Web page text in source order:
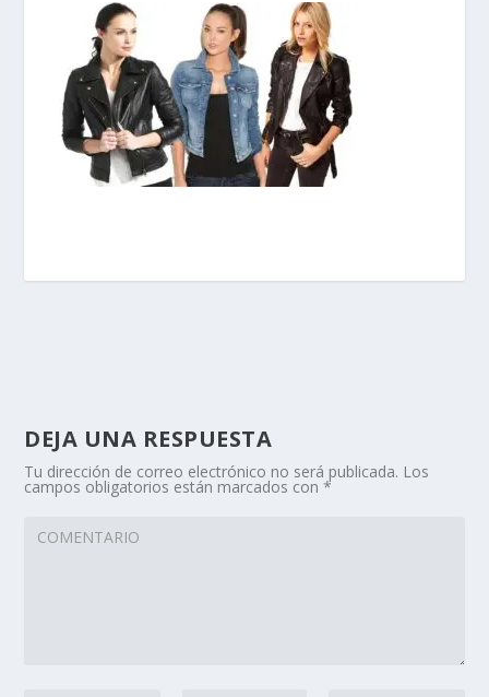
DEJA UNA RESPUESTA
Tu dirección de correo electrónico no será publicada. Los
campos obligatorios están marcados con*